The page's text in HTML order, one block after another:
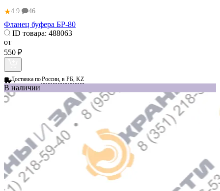
★4.9 46
Фланец буфера БР-80
ID товара: 488063
от
550 ₽
Доставка поРоссии, в РБ, KZ
В наличии